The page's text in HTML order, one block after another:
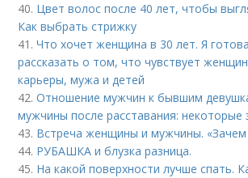
40. Цвет волос после 40 лет, чтобы
Как выбрать стрижку
41.Что хочет женщина в 30 лет. Я
рассказать о том, что чувствует
карьеры, мужа и детей
42.Отношение мужчин к бывшим
мужчины после расставания: некоторые
43. Встреча женщины и мужчины. «Зачем
44. РУБАШКА и блузка разница.
45. На какой поверхности лучше спать.